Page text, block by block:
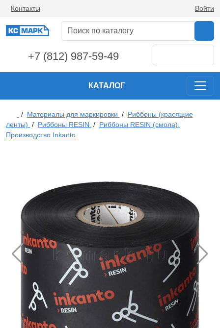
Контакты Войти
+7 (812) 987-59-49
КАТАЛОГ
/ Материалы для маркировки / Риббоны (красящие
ленты) / Риббоны RESIN / Риббоны RESIN (смола).
Производство Inkanto